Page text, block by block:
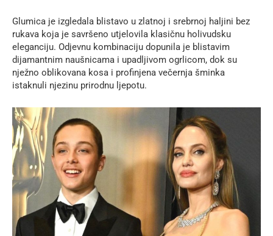
Glumica je izgledala blistavo u zlatnoj i srebrnoj haljini bez
rukava koja je savršeno utjelovila klasičnu holivudsku
eleganciju. Odjevnu kombinaciju dopunila je blistavim
dijamantnim naušnicama i upadljivom ogrlicom, dok su
nježno oblikovana kosa i profinjena večernja šminka
istaknuli njezinu prirodnu ljepotu.